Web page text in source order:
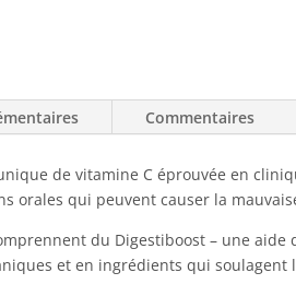
Commentaires
de vitamine C éprouvée en
orales qui peuvent causer la
du Digestiboost – une
et en ingrédients qui